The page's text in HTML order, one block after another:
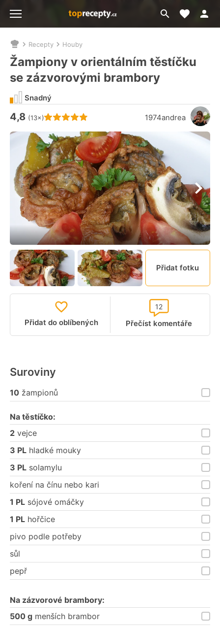
Přejít
na
Moje
Nacházíte
se
zde:
Recepty Houby
Žampiony v orientálním těstíčku
se zázvorovými brambory
Hodnocení receptu je
4,8 (13×) 1974andrea
Snadný
Přidat fotku
Přidat do oblíbených Přečíst komentáře
12
Suroviny
10 žampionů
Na těstíčko:
2 vejce
3 PL hladké mouky
3 PL solamylu
koření na čínu nebo kari
1 PL sójové omáčky
1 PL hořčice
pivo podle potřeby
sůl
pepř
Na zázvorové brambory:
500 g menších brambor